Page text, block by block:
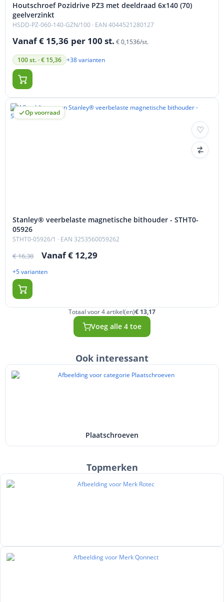
Houtschroef Pozidrive PZ3 met deeldraad 6x140 (70)
geelverzinkt
HSDD-PZ-060-140-GZN/100 · EAN 4044521280127
Vanaf € 15,36 per 100 st. € 0,1536/st.
100 st. · € 15,36 +38 varianten
Op voorraad
Stanley® veerbelaste magnetische bithouder - STHT0-
05926
STHT0-05926/1 · EAN 3253560059262
€ 16,38 Vanaf € 12,29
+5 varianten
Totaal voor 4 artikel(en)€ 13,17
Voeg alle 4 toe
Ook interessant
Plaatschroeven
Topmerken